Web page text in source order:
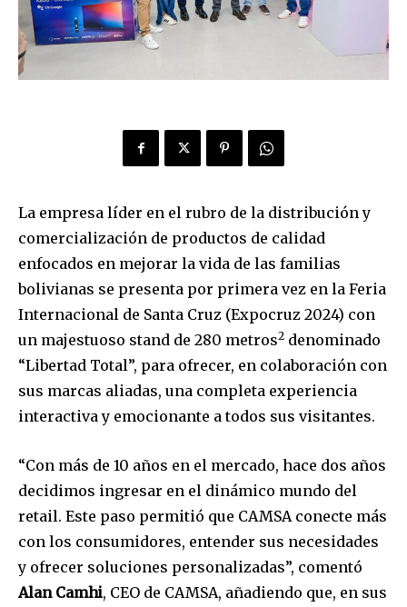
La empresa líder en el rubro de la distribución y
comercialización de productos de calidad
enfocados en mejorar la vida de las familias
bolivianas se presenta por primera vez en la Feria
Internacional de Santa Cruz (Expocruz 2024) con
un majestuoso stand de 280 metros2 denominado
“Libertad Total”, para ofrecer, en colaboración con
sus marcas aliadas, una completa experiencia
interactiva y emocionante a todos sus visitantes.
“Con más de 10 años en el mercado, hace dos años
decidimos ingresar en el dinámico mundo del
retail. Este paso permitió que CAMSA conecte más
con los consumidores, entender sus necesidades
y ofrecer soluciones personalizadas”, comentó
Alan Camhi, CEO de CAMSA, añadiendo que, en sus